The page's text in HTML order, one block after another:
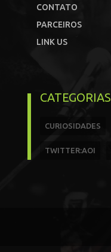
CONTATO
PARCEIROS
LINK US
CATEGORIAS
CURIOSIDADES
TWITTER:AOI